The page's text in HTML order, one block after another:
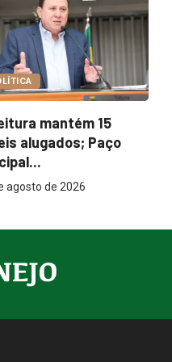
apresenta
para
de 127%...
agosto de 2026